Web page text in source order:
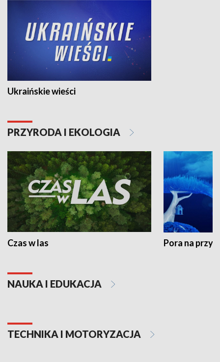
Ukraińskie wieści
PRZYRODA I EKOLOGIA
Czas w las Pora na
NAUKA I EDUKACJA
TECHNIKA I MOTORYZACJA